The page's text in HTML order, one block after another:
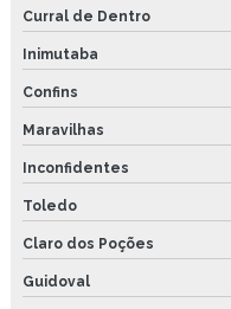
Curral de Dentro
Inimutaba
Confins
Maravilhas
Inconfidentes
Toledo
Claro dos Poções
Guidoval